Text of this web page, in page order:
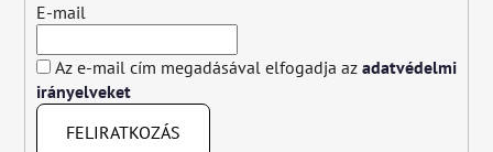
E-mail
Az e-mail cím megadásával elfogadja az adatvédelmi
irányelveket
FELIRATKOZÁS